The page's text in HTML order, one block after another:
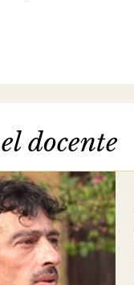
docente